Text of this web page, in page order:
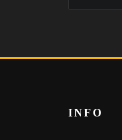
INFO